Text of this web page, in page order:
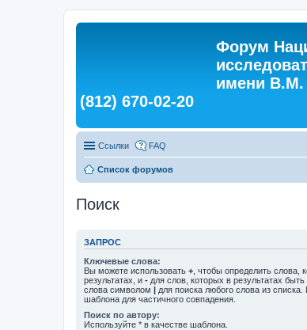
Форум
имени В.М.
(812) 670-02-20
Ссылки FAQ
Список форумов
Поиск
ЗАПРОС
Ключевые слова:
Вы можете использовать + , чтобы определить
результатах, и - для слов, которых в результатах
слова символом | для поиска любого слова из списка.
шаблона для частичного совпадения.
Поиск по автору:
Используйте * в качестве шаблона.